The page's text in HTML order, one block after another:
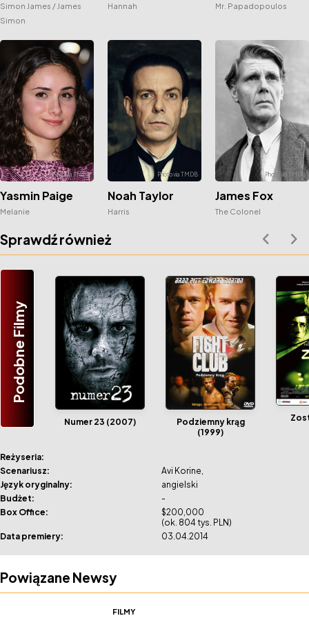
Simon James / James
Simon
Hannah Mr. Papadopoulos
Yasmin Paige
Melanie
Noah Taylor
Harris
James Fox
The Colonel
Sprawdź również
Podobne Filmy
Numer 23 (2007)
Podziemny krąg
(1999)
Reżyseria:
Scenariusz:
Avi Korine
Język oryginalny:
angielski
Budżet:
-
Box Office:
$200,000
(ok. 804 tys. PLN)
Data premiery:
03.04.2014
Powiązane Newsy
FILMY